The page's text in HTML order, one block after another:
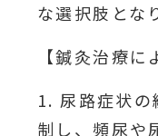
な選択肢とな
【鍼灸治療に
尿路症状
制し、頻尿や